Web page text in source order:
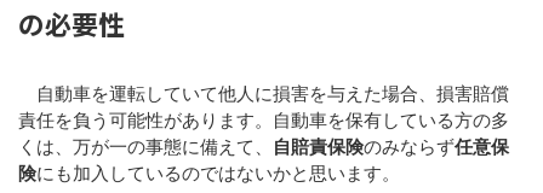
の必要性
自動車を運転していて他人に損害を与えた場合、損害賠償
責任を負う可能性があります。自動車を保有している方の多
くは、万が一の事態に備えて、
自賠責保険のみならず任意保
険にも加入しているのではないかと思います。